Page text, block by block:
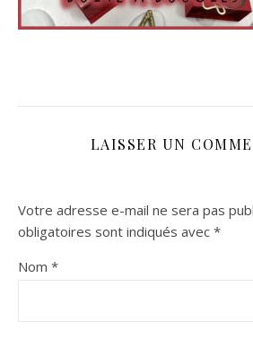
LAISSER UN
Votre adresse e-mail ne sera pas
obligatoires sont indiqués avec *
Nom *